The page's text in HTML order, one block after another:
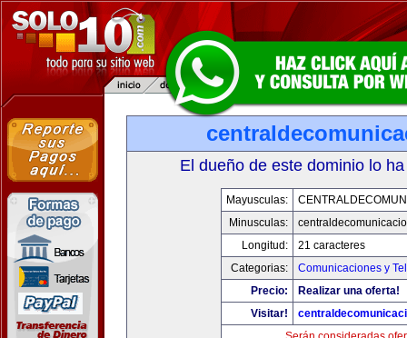
El dueño de este dominio lo
Mayusculas:
Minusculas:
Longitud:
21 caracteres
Categorias:
Comunicaciones y
Precio:
Realizar una oferta!
Visitar!